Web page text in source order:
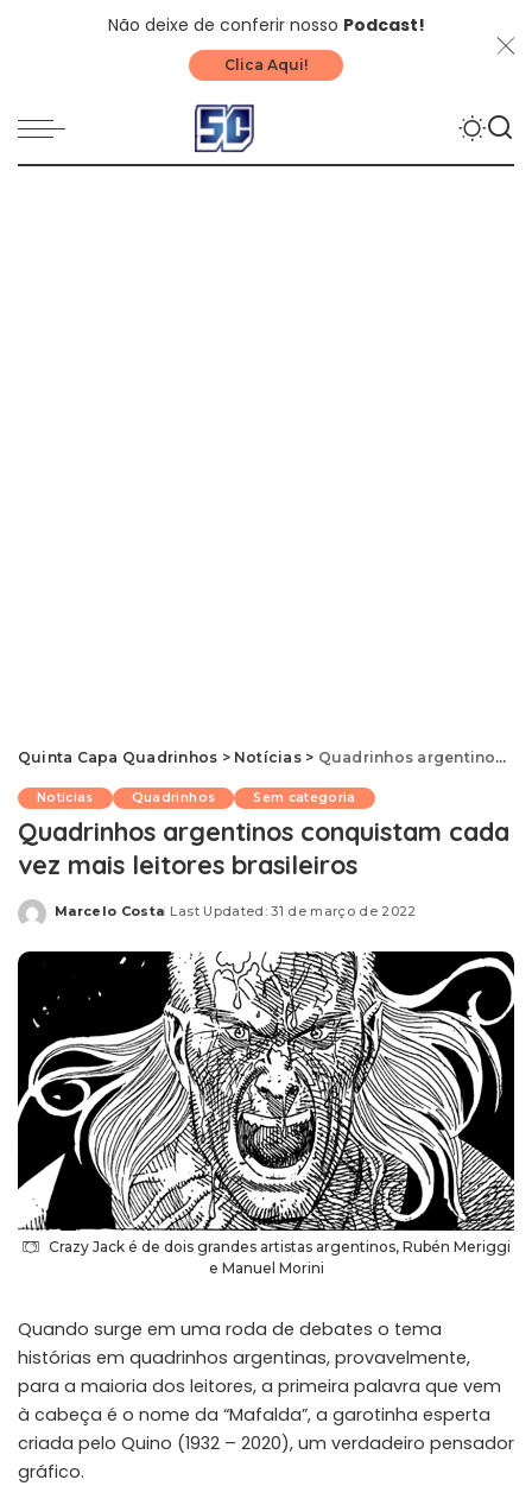
Não deixe de conferir nosso Podcast!
Clica Aqui!
Quinta Capa Quadrinhos > Notícias> Quadrinhos argentinos conquistam cada vez mais leitores brasileiros
Notícias Quadrinhos Sem categoria
Quadrinhos argentinos conquistam cada
vez mais leitores brasileiros
Posted
Marcelo Costa Last Updated: 31 de março de 2022
Crazy Jack é de dois grandes artistas argentinos, Rubén Meriggi
e Manuel Morini
Quando surge em uma roda de debates o tema
histórias em quadrinhos argentinas, provavelmente,
para a maioria dos leitores, a primeira palavra que vem
à cabeça é o nome da “Mafalda”, a garotinha esperta
criada pelo Quino (1932 – 2020), um verdadeiro pensador
gráfico.